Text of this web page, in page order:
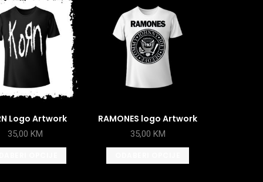
Logo Artwork
35,00 KM
RAMONES logo Artwork
35,00 KM